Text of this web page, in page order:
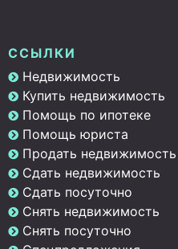
ССЫЛКИ
Недвижимость
Купить недвижимость
Помощь по ипотеке
Помощь юриста
Продать недвижимость
Сдать недвижимость
Сдать посуточно
Снять недвижимость
Снять посуточно